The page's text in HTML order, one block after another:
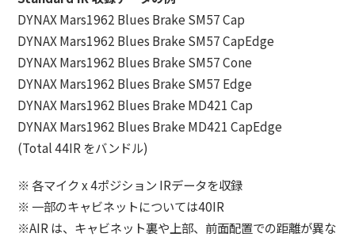
DYNAX Mars1962 Blues Brake SM57 Cap
DYNAX Mars1962 Blues Brake SM57 CapEdge
DYNAX Mars1962 Blues Brake SM57 Cone
DYNAX Mars1962 Blues Brake SM57 Edge
DYNAX Mars1962 Blues Brake MD421 Cap
DYNAX Mars1962 Blues Brake MD421 CapEdge
(Total 44IR をバンドル)
※ 各マイク x 4ポジション IRデータを収録
※ 一部のキャビネットについては40IR
※AIR は、キャビネット裏や上部、前面配置での距離が異な